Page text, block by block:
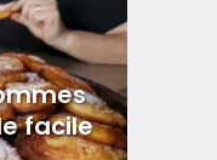
facile